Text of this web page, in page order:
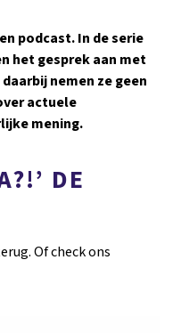
podcast. In de serie
het gesprek aan met
nemen ze geen
actuele
mening.
DE
Of check ons